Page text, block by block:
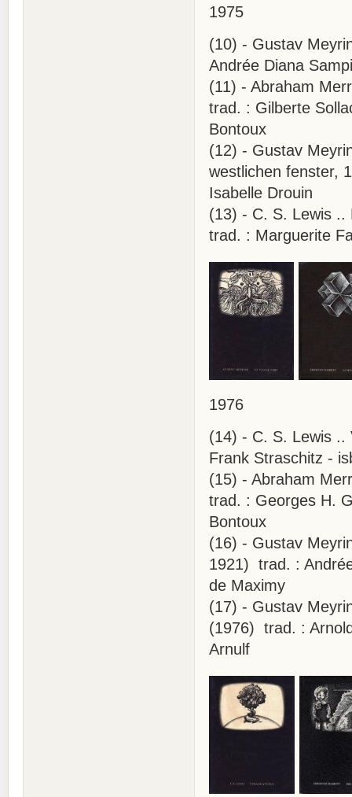
1975
(10) - Gustav
Andrée Diana
(11) - Abraham
trad. : Gilberte
Bontoux
(12) - Gustav
westlichen fenster,
Isabelle Drouin
(13) - C. S. Lewis
trad. : Marguerite
1976
(14) - C. S. Lewis
Frank Straschitz -
(15) - Abraham
trad. : Georges H.
Bontoux
(16) - Gustav
1921) trad. :
de Maximy
(17) - Gustav
(1976) trad. :
Arnulf